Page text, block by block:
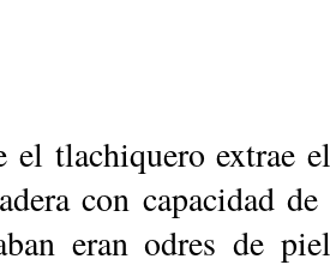
el tlachiquero extrae
con capacidad
eran odres de